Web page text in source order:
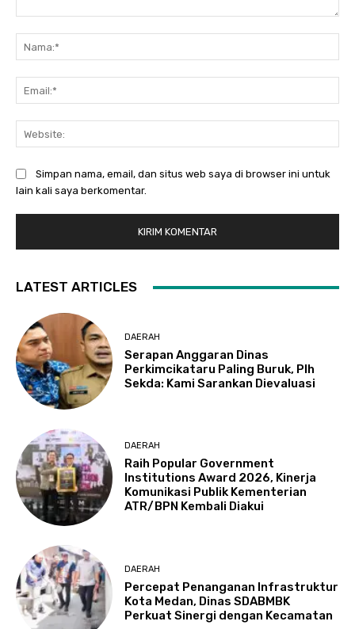
Simpan nama, email, dan situs web saya di browser ini untuk
lain kali saya berkomentar.
LATEST ARTICLES
DAERAH
Serapan Anggaran Dinas
Perkimcikataru Paling Buruk, Plh
Sekda: Kami Sarankan Dievaluasi
DAERAH
Raih Popular Government
Institutions Award 2026, Kinerja
Komunikasi Publik Kementerian
ATR/BPN Kembali Diakui
DAERAH
Percepat Penanganan Infrastruktur
Kota Medan, Dinas SDABMBK
Perkuat Sinergi dengan Kecamatan